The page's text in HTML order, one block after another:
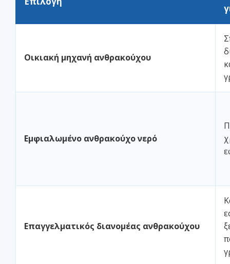
Οικιακή μηχανή ανθρακούχου
Εμφιαλωμένο ανθρακούχο νερό
Επαγγελματικός διανομέας ανθρακούχου